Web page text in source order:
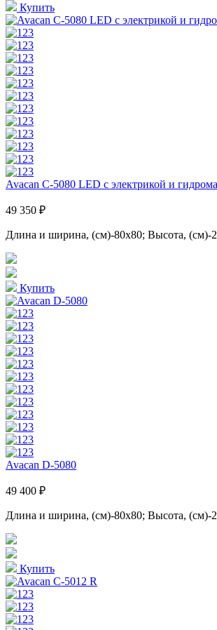
Купить
Avacan C-5080 LED с электрикой и
49 350 ₽
Длина и ширина, (см)-80x80; Высота, (см)-
Купить
Avacan D-5080
49 400 ₽
Длина и ширина, (см)-80x80; Высота, (см)-
Купить